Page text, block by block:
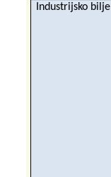
Industrijsko bilje